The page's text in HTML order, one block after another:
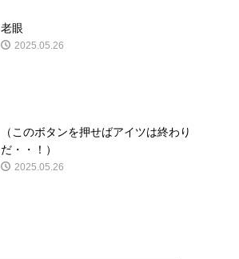
老眼
2025.05.26
（このボタンを押せばアイツは終わり
だ・・！）
2025.05.26